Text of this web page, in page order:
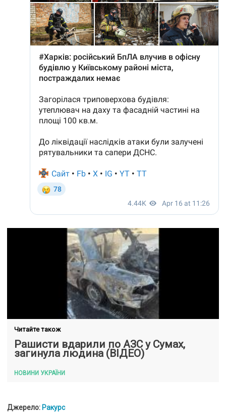
Читайте також
Рашисти вдарили по АЗС у Сумах,
загинула людина (ВІДЕО)
НОВИНИ УКРАЇНИ
Джерело: Ракурс